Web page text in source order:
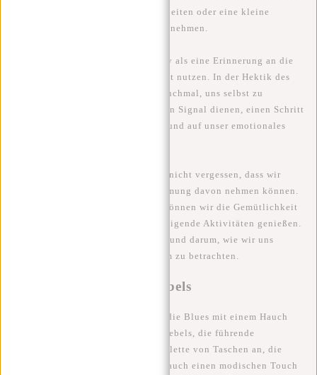
Zeit, Ihre guten Vorsätze zu überarbeiten oder eine kleine
Veränderung in Ihrer Routine vorzunehmen.
Außerdem können wir Blue Monday als eine Erinnerung an die
Bedeutung der mentalen Gesundheit nutzen. In der Hektik des
täglichen Lebens vergessen wir manchmal, uns selbst zu
kümmern. Blue Monday kann als ein Signal dienen, einen Schritt
zurückzutreten, tief durchzuatmen und auf unser emotionales
Was das Wetter betrifft, sollten wir nicht vergessen, dass wir
selbst Einfluss auf unsere Wahrnehmung davon nehmen können.
Selbst an einem regnerischen Tag können wir die Gemütlichkeit
drinnen, warme Getränke und beruhigende Aktivitäten genießen.
Es geht alles um unsere Denkweise und darum, wie wir uns
entscheiden, die Welt um uns herum zu betrachten.
Blue Monday & New Rebels
Diesen Blue Monday schlagen wir die Blues mit einem Hauch
von Stil und Funktionalität. New Rebels, die führende
Taschenmarke, bietet eine breite Palette von Taschen an, die
nicht nur funktional sind, sondern auch einen modischen Touch